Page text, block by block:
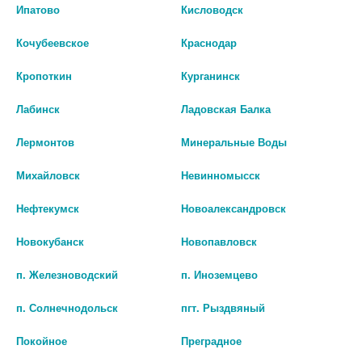
БИО АГЛФ №45 г. Ставрополь пр-д Черняховского 2А
БИО АГЛФ №72 п. Железноводский ул.Лермонтова 48Д
500МГ. №30 ТАБ. 2799
нет в наличии
В КОРЗИНУ
ТАБЛ
нет в наличии
В КОРЗИНУ
Ипатово Кисловодск
Кочубеевское Краснодар
Кропоткин Курганинск
Лабинск Ладовская Балка
Лермонтов Минеральные Воды
Михайловск Невинномысск
Нефтекумск Новоалександровск
Новокубанск Новопавловск
п. Железноводский п. Иноземцево
п. Солнечнодольск пгт. Рыздвяный
Покойное Преградное